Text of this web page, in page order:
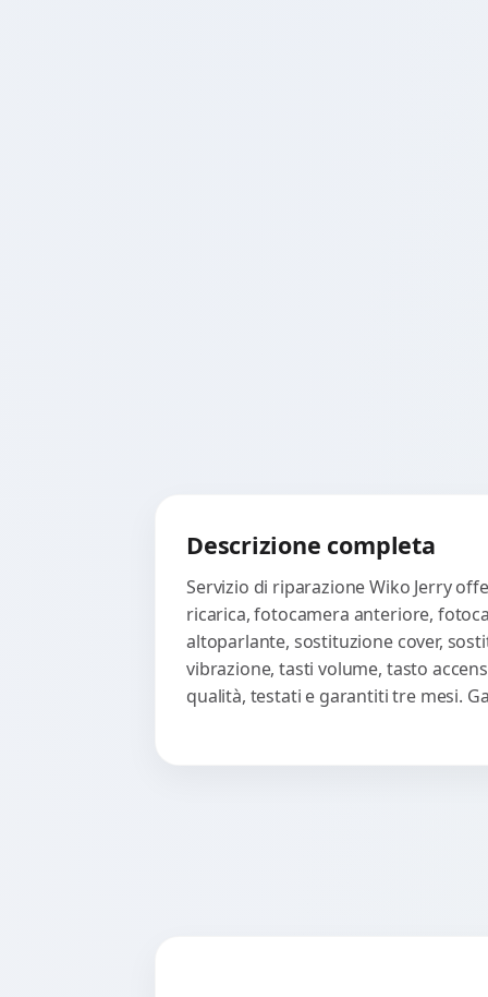
Descrizione completa
Servizio di riparazione Wiko Jerry
ricarica, fotocamera anteriore,
altoparlante, sostituzione cover,
vibrazione, tasti volume, tasto
qualità, testati e garantiti tre mesi.